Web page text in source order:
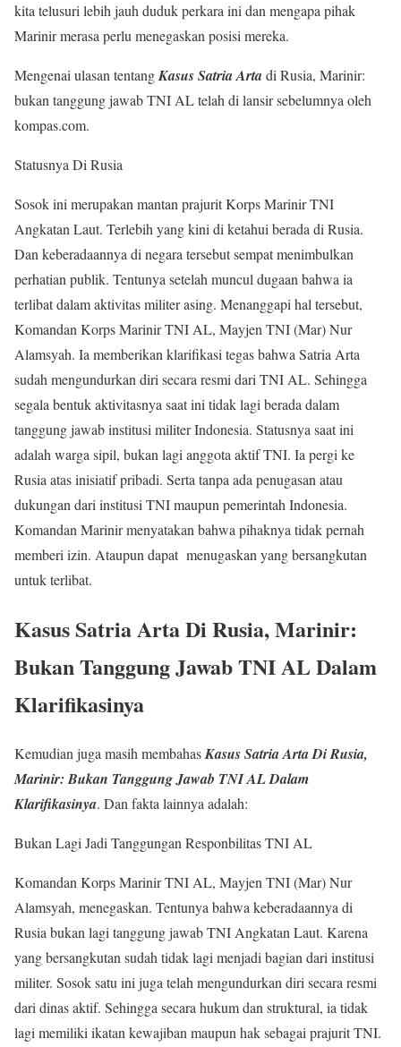
kita telusuri lebih jauh duduk perkara ini dan mengapa pihak
Marinir merasa perlu menegaskan posisi mereka.
Mengenai ulasan tentangKasus Satria Artadi Rusia, Marinir:
bukan tanggung jawab TNI AL telah di lansir sebelumnya oleh
kompas.com.
Statusnya Di Rusia
Sosok ini merupakan mantan prajurit Korps Marinir TNI
Angkatan Laut. Terlebih yang kini di ketahui berada di Rusia.
Dan keberadaannya di negara tersebut sempat menimbulkan
perhatian publik. Tentunya setelah muncul dugaan bahwa ia
terlibat dalam aktivitas militer asing. Menanggapi hal tersebut,
Komandan Korps Marinir TNI AL, Mayjen TNI (Mar) Nur
Alamsyah. Ia memberikan klarifikasi tegas bahwa Satria Arta
sudah mengundurkan diri secara resmi dari TNI AL. Sehingga
segala bentuk aktivitasnya saat ini tidak lagi berada dalam
tanggung jawab institusi militer Indonesia. Statusnya saat ini
adalah warga sipil, bukan lagi anggota aktif TNI. Ia pergi ke
Rusia atas inisiatif pribadi. Serta tanpa ada penugasan atau
dukungan dari institusi TNI maupun pemerintah Indonesia.
Komandan Marinir menyatakan bahwa pihaknya tidak pernah
memberi izin. Ataupun dapat menugaskan yang bersangkutan
untuk terlibat.
Kasus Satria Arta Di Rusia, Marinir:
Bukan Tanggung Jawab TNI AL Dalam
Klarifikasinya
Kemudian juga masih membahasKasus Satria Arta Di Rusia,
Marinir: Bukan Tanggung Jawab TNI AL Dalam
Klarifikasinya. Dan fakta lainnya adalah:
Bukan Lagi Jadi Tanggungan Responbilitas TNI AL
Komandan Korps Marinir TNI AL, Mayjen TNI (Mar) Nur
Alamsyah, menegaskan. Tentunya bahwa keberadaannya di
Rusia bukan lagi tanggung jawab TNI Angkatan Laut. Karena
yang bersangkutan sudah tidak lagi menjadi bagian dari institusi
militer. Sosok satu ini juga telah mengundurkan diri secara resmi
dari dinas aktif. Sehingga secara hukum dan struktural, ia tidak
lagi memiliki ikatan kewajiban maupun hak sebagai prajurit TNI.